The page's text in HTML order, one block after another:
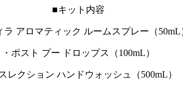
■キット内容
ラ アロマティック ルームスプレー（50mL
・ポスト プー ドロップス（100mL）
レクション ハンドウォッシュ（500mL）